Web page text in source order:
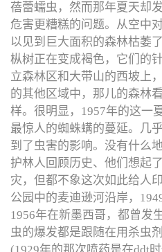
蓓蕾蠕虫，然而那年夏天却
危害更糟糕的问题。从空中
以见到巨大面积的森林枯萎
枞树正在变成褐色，它们的
立森林区和大带山的西坡上
的其他区域中，那儿的森林
样。很明显，1957年的这一
最惊人的蜘蛛螨的蔓延。几
到了虫害的影响。没有什么
护林人回顾历史、他们想起
灾，但都不象这次如此给人
公园中的麦迪逊河沿岸，
1956年在新墨西哥，都曾发
虫的爆发都是跟随在用杀虫